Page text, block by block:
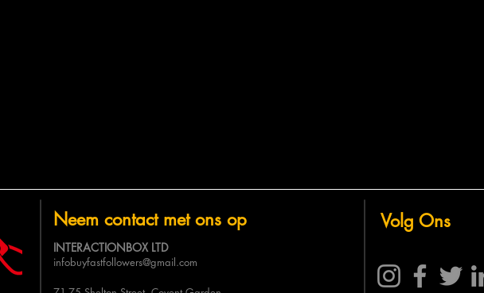
infobuyfastfollowers@gmail.com
Volg Ons
Neem contact met ons op
INTERACTIONBOX LTD